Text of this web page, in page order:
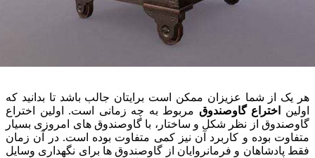
هر یک از شما عزیزان ممکن است برایتان جالب باشد تا بدانید که
اولین
اختراع گاوصندوق مربوط به چه زمانی است. اولین اختراع
گاوصندوق از نظر شکل و ساختار، با گاوصندوق ‌های امروزی بسیار
متفاوت بوده و کاربرد آن نیز کمی متفاوت بوده است. در آن زمان
فقط پادشاهان و فرمانروایان از گاوصندوق‌ ها برای نگهداری وسایل